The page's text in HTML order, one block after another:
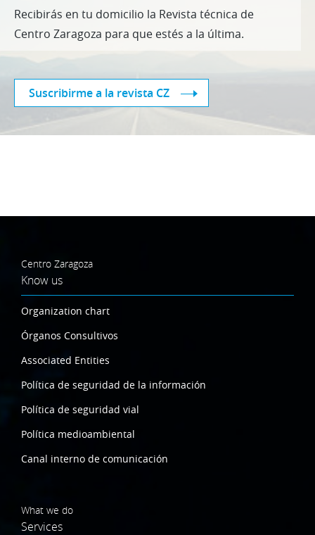
Recibirás en tu domicilio la Revista técnica de
Centro Zaragoza para que estés a la última.
Suscribirme a la revista CZ
Centro Zaragoza
Know us
Organization chart
Órganos Consultivos
Associated Entities
Política de seguridad de la información
Política de seguridad vial
Política medioambiental
Canal interno de comunicación
What we do
Services